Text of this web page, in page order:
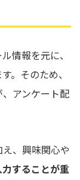
情報を元に、
。そのため、
アンケート配
、興味関心や
することが重